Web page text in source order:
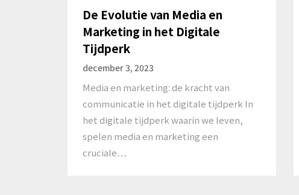
De Evolutie van Media en
Marketing in het Digitale
Tijdperk
december 3, 2023
Media en marketing: de kracht van
communicatie in het digitale tijdperk In
het digitale tijdperk waarin we leven,
spelen media en marketing een
cruciale…